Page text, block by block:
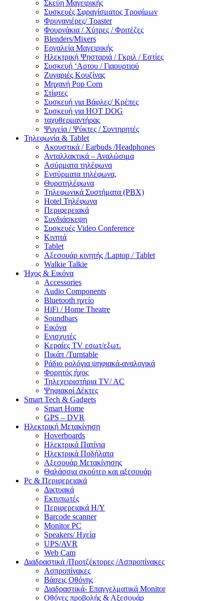
Σκεύη Μαγειρικής
Συσκευές Σφραγίσματος Τροφίμων
Φρυγανιέρες/ Toaster
Φουρνάκια / Χύτρες / Φριτέζες
Blenders/Mixers
Εργαλεία Μαγειρικής
Ηλεκτρική Ψησταριά / Γκριλ / Eστίες
Συσκευή ‘Αρτου / Γιαουρτιού
Ζυγαριές Κουζίνας
Μηχανή Pop Corn
Στίφτες
Συσκευή για Βάφλες/ Κρέπες
Συσκευή για HOT DOG
ταχυθερμαντήρας
Ψυγεία / Ψύκτες / Συντηρητές
Τηλεφωνία & Tablet
Ακουστικά / Earbuds /Headphones
Ανταλλακτικά – Αναλώσιμα
Ασύρματα τηλέφωνα
Ενσύρματα τηλέφωνα,
Θυροτηλέφωνα
Τηλεφωνικά Συστήματα (PBX)
Hotel Τηλέφωνα
Περιφερειακά
Συνδιάσκεψη
Συσκευές Video Conference
Κινητά
Tablet
Αξεσουάρ κινητής /Laptop / Tablet
Walkie Talkie
Ήχος & Εικόνα
Accessories
Audio Components
Bluetooth ηχείο
HiFi / Home Theatre
Soundbars
Εικόνα
Ενισχυτές
Κεραίες TV εσωτ/εξωτ.
Πικάπ /Turntable
Ράδιο ρολόγια ψηφιακά-αναλογικά
Φορητός ήχος
Τηλεχειριστήρια TV/ AC
Ψηφιακοί Δέκτες
Smart Tech & Gadgets
Smart Home
GPS – DVR
Ηλεκτρική Μετακίνηση
Hoverboards
Ηλεκτρικά Πατίνια
Ηλεκτρικά Ποδήλατα
Αξεσουάρ Μετακίνησης
Θαλάσσια σκούτερ και αξεσουάρ
Pc & Περιφερειακά
Δικτυακά
Εκτυπωτές
Περιφερειακά Η/Υ
Barcode scanner
Monitor PC
Speakers/ Ηχεία
UPS/AVR
Web Cam
Διαδραστικά /Προτζέκτορες /Ασπροπίνακες
Ασπροπίνακες
Βάσεις Οθόνης
Διαδραστικά- Επαγγελματικά Monitor
Οθόνες προβολής & Αξεσουάρ